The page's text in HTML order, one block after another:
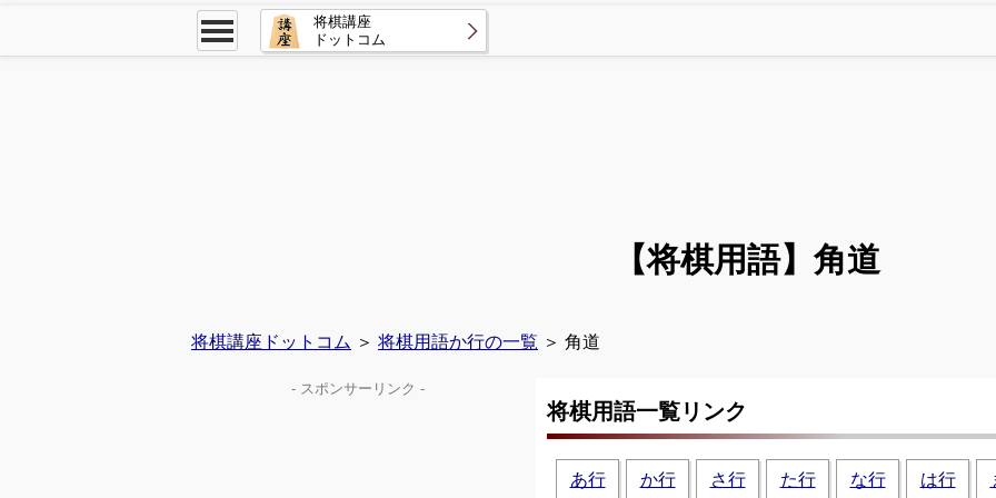
将棋講座
ドットコム
【将棋用語】 角道
将棋講座ドットコム ＞ 将棋用語か行の一覧 ＞ 角道
将棋用語一覧リンク
あ行 か行 さ行 た行 な行 は行
- スポンサーリンク -